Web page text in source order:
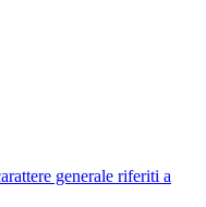
generale riferiti a